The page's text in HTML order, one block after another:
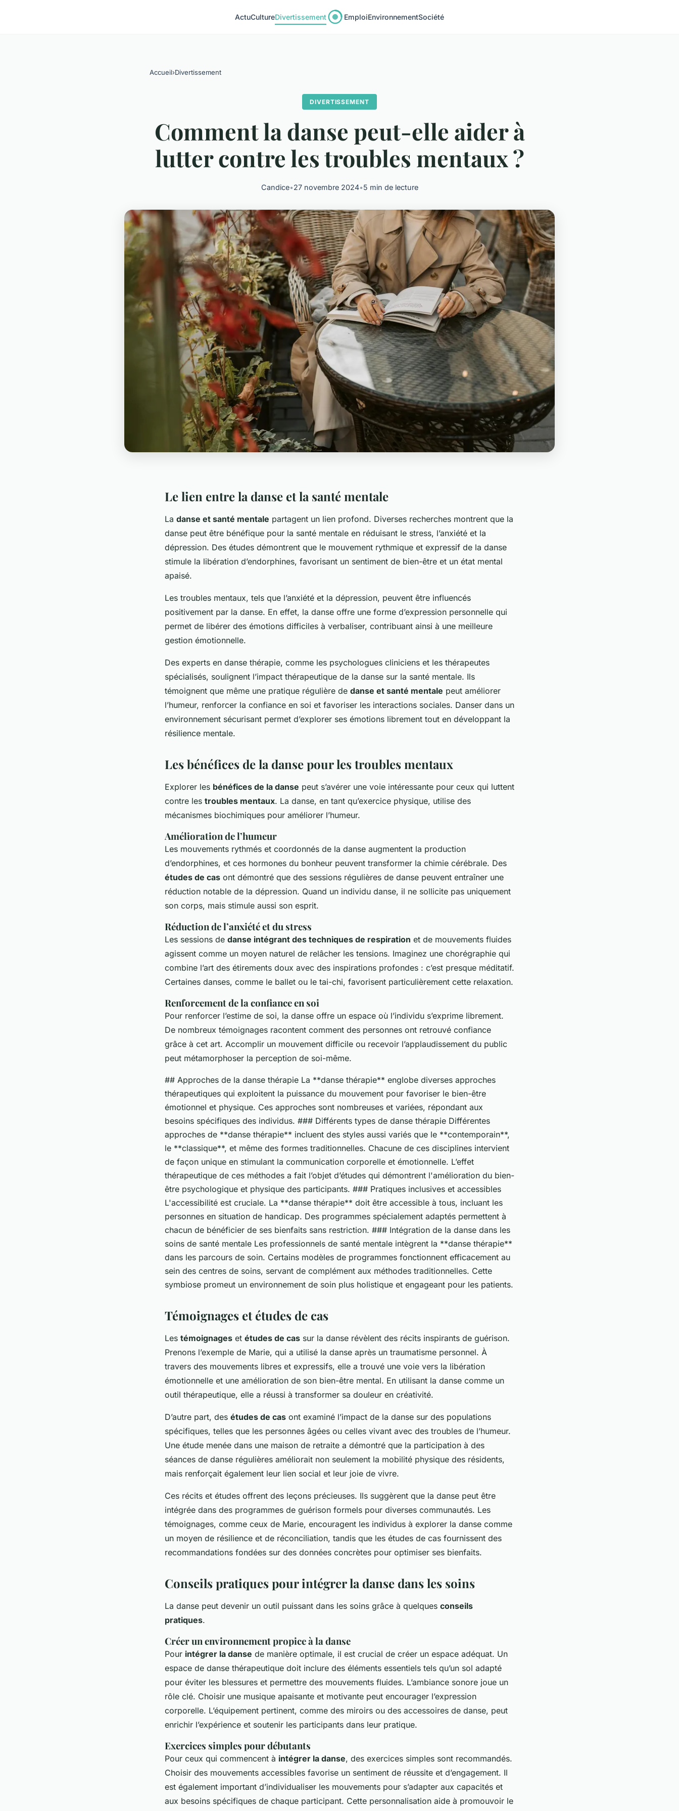
ActuCultureDivertissement EmploiEnvironnementSociété
Accueil›Divertissement
DIVERTISSEMENT
Comment la danse peut-elle aider à
lutter contre les troubles mentaux ?
Candice•27 novembre 2024•5 min de lecture
Le lien entre la danse et la santé mentale
La danse et santé mentale partagent un lien profond. Diverses recherches montrent que la
danse peut être bénéfique pour la santé mentale en réduisant le stress, l’anxiété et la
dépression. Des études démontrent que le mouvement rythmique et expressif de la danse
stimule la libération d’endorphines, favorisant un sentiment de bien-être et un état mental
apaisé.
Les troubles mentaux, tels que l’anxiété et la dépression, peuvent être influencés
positivement par la danse. En effet, la danse offre une forme d’expression personnelle qui
permet de libérer des émotions difficiles à verbaliser, contribuant ainsi à une meilleure
gestion émotionnelle.
Des experts en danse thérapie, comme les psychologues cliniciens et les thérapeutes
spécialisés, soulignent l’impact thérapeutique de la danse sur la santé mentale. Ils
témoignent que même une pratique régulière de danse et santé mentale peut améliorer
l’humeur, renforcer la confiance en soi et favoriser les interactions sociales. Danser dans un
environnement sécurisant permet d’explorer ses émotions librement tout en développant la
résilience mentale.
Les bénéfices de la danse pour les troubles mentaux
Explorer les bénéfices de la danse peut s’avérer une voie intéressante pour ceux qui luttent
contre les troubles mentaux. La danse, en tant qu’exercice physique, utilise des
mécanismes biochimiques pour améliorer l’humeur.
Amélioration de l’humeur
Les mouvements rythmés et coordonnés de la danse augmentent la production
d’endorphines, et ces hormones du bonheur peuvent transformer la chimie cérébrale. Des
études de cas ont démontré que des sessions régulières de danse peuvent entraîner une
réduction notable de la dépression. Quand un individu danse, il ne sollicite pas uniquement
son corps, mais stimule aussi son esprit.
Réduction de l’anxiété et du stress
Les sessions de danse intégrant des techniques de respiration et de mouvements fluides
agissent comme un moyen naturel de relâcher les tensions. Imaginez une chorégraphie qui
combine l’art des étirements doux avec des inspirations profondes : c’est presque méditatif.
Certaines danses, comme le ballet ou le tai-chi, favorisent particulièrement cette relaxation.
Renforcement de la confiance en soi
Pour renforcer l’estime de soi, la danse offre un espace où l’individu s’exprime librement.
De nombreux témoignages racontent comment des personnes ont retrouvé confiance
grâce à cet art. Accomplir un mouvement difficile ou recevoir l’applaudissement du public
peut métamorphoser la perception de soi-même.
## Approches de la danse thérapie La **danse thérapie** englobe diverses approches
thérapeutiques qui exploitent la puissance du mouvement pour favoriser le bien-être
émotionnel et physique. Ces approches sont nombreuses et variées, répondant aux
besoins spécifiques des individus. ### Différents types de danse thérapie Différentes
approches de **danse thérapie** incluent des styles aussi variés que le **contemporain**,
le **classique**, et même des formes traditionnelles. Chacune de ces disciplines intervient
de façon unique en stimulant la communication corporelle et émotionnelle. L’effet
thérapeutique de ces méthodes a fait l’objet d’études qui démontrent l'amélioration du bien-
être psychologique et physique des participants. ### Pratiques inclusives et accessibles
L'accessibilité est cruciale. La **danse thérapie** doit être accessible à tous, incluant les
personnes en situation de handicap. Des programmes spécialement adaptés permettent à
chacun de bénéficier de ses bienfaits sans restriction. ### Intégration de la danse dans les
soins de santé mentale Les professionnels de santé mentale intègrent la **danse thérapie**
dans les parcours de soin. Certains modèles de programmes fonctionnent efficacement au
sein des centres de soins, servant de complément aux méthodes traditionnelles. Cette
symbiose promeut un environnement de soin plus holistique et engageant pour les patients.
Témoignages et études de cas
Les témoignages et études de cas sur la danse révèlent des récits inspirants de guérison.
Prenons l’exemple de Marie, qui a utilisé la danse après un traumatisme personnel. À
travers des mouvements libres et expressifs, elle a trouvé une voie vers la libération
émotionnelle et une amélioration de son bien-être mental. En utilisant la danse comme un
outil thérapeutique, elle a réussi à transformer sa douleur en créativité.
D’autre part, des études de cas ont examiné l’impact de la danse sur des populations
spécifiques, telles que les personnes âgées ou celles vivant avec des troubles de l’humeur.
Une étude menée dans une maison de retraite a démontré que la participation à des
séances de danse régulières améliorait non seulement la mobilité physique des résidents,
mais renforçait également leur lien social et leur joie de vivre.
Ces récits et études offrent des leçons précieuses. Ils suggèrent que la danse peut être
intégrée dans des programmes de guérison formels pour diverses communautés. Les
témoignages, comme ceux de Marie, encouragent les individus à explorer la danse comme
un moyen de résilience et de réconciliation, tandis que les études de cas fournissent des
recommandations fondées sur des données concrètes pour optimiser ses bienfaits.
Conseils pratiques pour intégrer la danse dans les soins
La danse peut devenir un outil puissant dans les soins grâce à quelques conseils
pratiques.
Créer un environnement propice à la danse
Pour intégrer la danse de manière optimale, il est crucial de créer un espace adéquat. Un
espace de danse thérapeutique doit inclure des éléments essentiels tels qu’un sol adapté
pour éviter les blessures et permettre des mouvements fluides. L’ambiance sonore joue un
rôle clé. Choisir une musique apaisante et motivante peut encourager l’expression
corporelle. L’équipement pertinent, comme des miroirs ou des accessoires de danse, peut
enrichir l’expérience et soutenir les participants dans leur pratique.
Exercices simples pour débutants
Pour ceux qui commencent à intégrer la danse, des exercices simples sont recommandés.
Choisir des mouvements accessibles favorise un sentiment de réussite et d’engagement. Il
est également important d’individualiser les mouvements pour s’adapter aux capacités et
aux besoins spécifiques de chaque participant. Cette personnalisation aide à promouvoir le